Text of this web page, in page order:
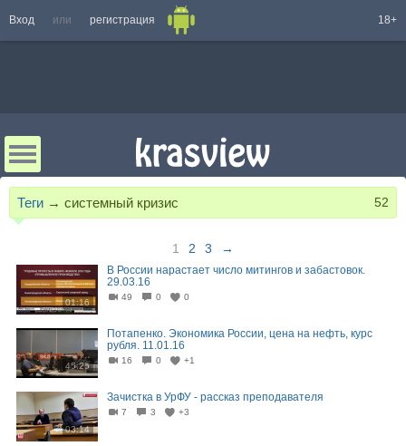
Вход или регистрация 18+
Теги → системный кризис 52
1 2 3 →
01:16
В России нарастает число митингов и забастовок.
29.03.16
49 0 0
45:25
Потапенко. Экономика России, цена на нефть, курс
рубля. 11.01.16
16 0 +1
03:14
Зачистка в УрФУ - рассказ преподавателя
7 3 +3